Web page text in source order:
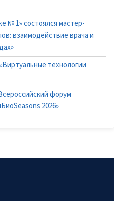
№ 1» состоялся мастер-
взаимодействие врача и
технологии
форум
2026»